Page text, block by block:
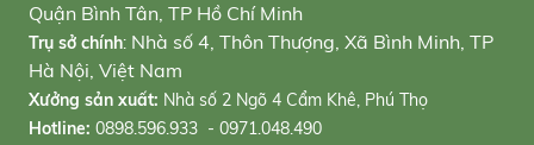
Quận Bình Tân, TP Hồ Chí Minh
Trụ sở chính: Nhà số 4, Thôn Thượng, Xã Bình Minh, TP
Hà Nội, Việt Nam
Xưởng sản xuất: Nhà số 2 Ngõ 4 Cẩm Khê, Phú Thọ
Hotline: 0898.596.933 - 0971.048.490